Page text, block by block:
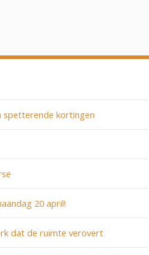
spetterende kortingen
20 april!
dat de ruimte verovert